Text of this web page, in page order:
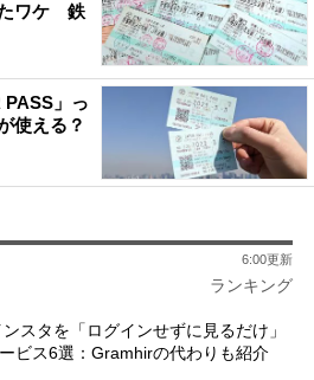
たワケ 鉄
PASS」っ
える？
ランキング
6:00更新
ンスタを「ログインせずに見るだけ」
ビス6選：Gramhirの代わりも紹介